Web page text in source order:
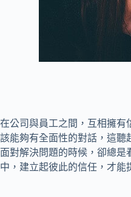
在公司與員工之間，互相擁有
該能夠有全面性的對話，這聽
面對解決問題的時候，卻總是
中，建立起彼此的信任，才能